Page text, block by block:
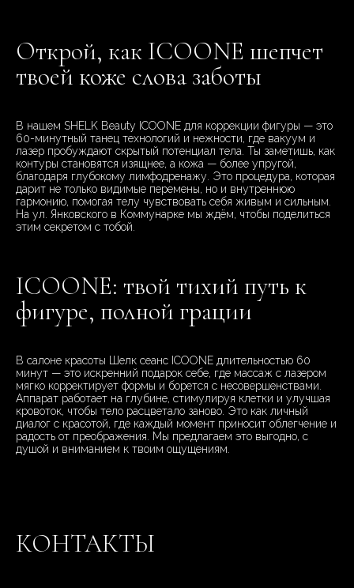
Открой, как ICOONE шепчет
твоей коже слова заботы
В нашем SHELK Beauty ICOONE для коррекции фигуры — это
60-минутный танец технологий и нежности, где вакуум и
лазер пробуждают скрытый потенциал тела. Ты заметишь, как
контуры становятся изящнее, а кожа — более упругой,
благодаря глубокому лимфодренажу. Это процедура, которая
дарит не только видимые перемены, но и внутреннюю
гармонию, помогая телу чувствовать себя живым и сильным.
На ул. Янковского в Коммунарке мы ждём, чтобы поделиться
этим секретом с тобой.
ICOONE: твой тихий путь к
фигуре, полной грации
В салоне красоты Шелк сеанс ICOONE длительностью 60
минут — это искренний подарок себе, где массаж с лазером
мягко корректирует формы и борется с несовершенствами.
Аппарат работает на глубине, стимулируя клетки и улучшая
кровоток, чтобы тело расцветало заново. Это как личный
диалог с красотой, где каждый момент приносит облегчение и
радость от преображения. Мы предлагаем это выгодно, с
душой и вниманием к твоим ощущениям.
КОНТАКТЫ